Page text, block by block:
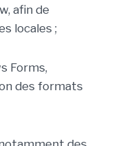
afin de
locales ;
Forms,
des formats